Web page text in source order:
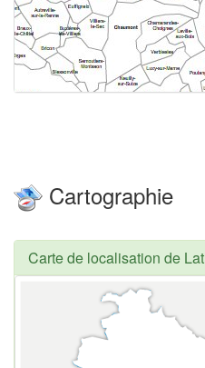
Cartographie
Carte de localisation de